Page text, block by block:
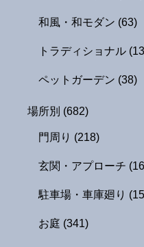
和風・和モダン (63)
トラディショナル
ペットガーデン (38)
場所別 (682)
門周り (218)
玄関・アプローチ
駐車場・車庫廻り
お庭 (341)